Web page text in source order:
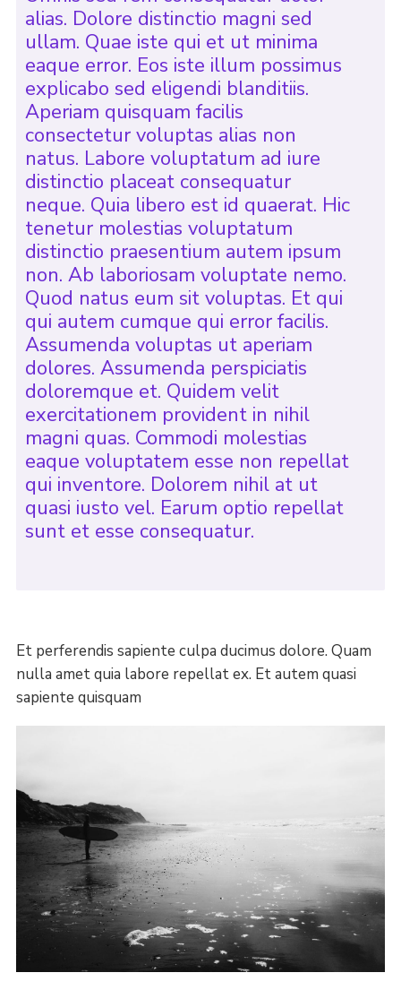
alias. Dolore distinctio magni sed
ullam. Quae iste qui et ut minima
eaque error. Eos iste illum possimus
explicabo sed eligendi blanditiis.
Aperiam quisquam facilis
consectetur voluptas alias non
natus. Labore voluptatum ad iure
distinctio placeat consequatur
neque. Quia libero est id quaerat. Hic
tenetur molestias voluptatum
distinctio praesentium autem ipsum
non. Ab laboriosam voluptate nemo.
Quod natus eum sit voluptas. Et qui
qui autem cumque qui error facilis.
Assumenda voluptas ut aperiam
dolores. Assumenda perspiciatis
doloremque et. Quidem velit
exercitationem provident in nihil
magni quas. Commodi molestias
eaque voluptatem esse non repellat
qui inventore. Dolorem nihil at ut
quasi iusto vel. Earum optio repellat
sunt et esse consequatur.
Et perferendis sapiente culpa ducimus dolore. Quam
nulla amet quia labore repellat ex. Et autem quasi
sapiente quisquam